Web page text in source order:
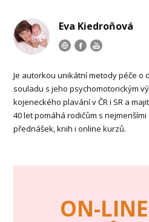
Eva Kiedroňová
Je autorkou unikátní metody péče o
souladu s jeho psychomotorickým
kojeneckého plavání v ČR i SR a
40 let pomáhá rodičům s
přednášek, knih i online kurzů.
ON-